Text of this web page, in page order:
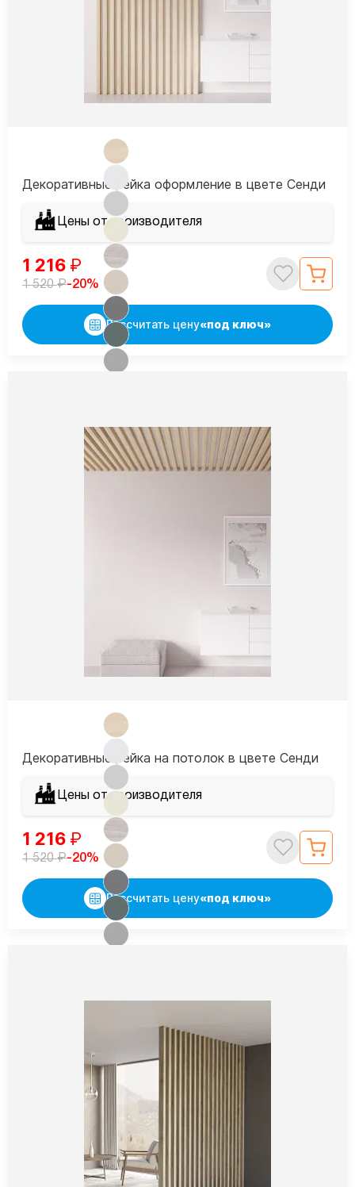
Декоративные рейка оформление в цвете Сенди
Цены от производителя
1 216 ₽
1 520₽-20%
Рассчитать цену«под ключ»
Декоративные рейка на потолок в цвете Сенди
Цены от производителя
1 216 ₽
1 520₽-20%
Рассчитать цену«под ключ»